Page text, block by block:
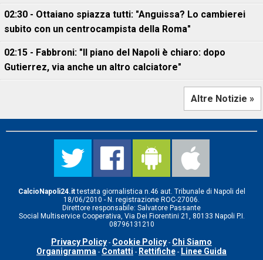
02:30 - Ottaiano spiazza tutti: "Anguissa? Lo cambierei
subito con un centrocampista della Roma"
02:15 - Fabbroni: "Il piano del Napoli è chiaro: dopo
Gutierrez, via anche un altro calciatore"
Altre Notizie »
CalcioNapoli24.ittestata giornalistica n.46 aut. Tribunale di Napoli del
18/06/2010 - N. registrazione ROC-27006.
Direttore responsabile: Salvatore Passante
Social Multiservice Cooperativa, Via Dei Fiorentini 21, 80133 Napoli P.I.
08796131210
Privacy Policy - Cookie Policy - Chi Siamo
Organigramma - Contatti - Rettifiche - Linee Guida